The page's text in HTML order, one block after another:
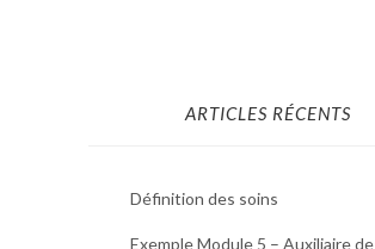
ARTICLES RÉCENTS
Définition des soins
Exemple Module 5 – Auxiliaire de